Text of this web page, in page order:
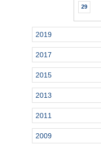
29
2019
2017
2015
2013
2011
2009